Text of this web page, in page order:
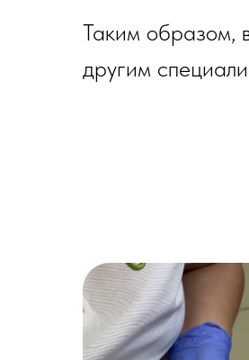
Таким образом,
другим